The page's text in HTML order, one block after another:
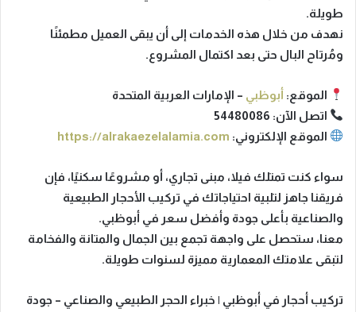
طويلة.
نهدف من خلال هذه الخدمات إلى أن يبقى العميل مطمئنًا
ومُرتاح البال حتى بعد اكتمال المشروع.
الموقع: أبوظبي – الإمارات العربية المتحدة
اتصل الآن:
الموقع الإلكتروني: https://alrakaezelalamia.com
سواء كنت تمتلك فيلا، مبنى تجاري، أو مشروعًا سكنيًا، فإن
فريقنا جاهز لتلبية احتياجاتك في تركيب الأحجار الطبيعية
والصناعية بأعلى جودة وأفضل سعر في أبوظبي.
معنا، ستحصل على واجهة تجمع بين الجمال والمتانة والفخامة
لتبقى علامتك المعمارية مميزة لسنوات طويلة.
تركيب أحجار في أبوظبي | خبراء الحجر الطبيعي والصناعي – جودة